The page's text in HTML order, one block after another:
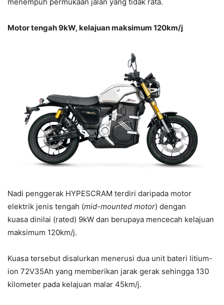
Motor tengah 9kW, kelajuan maksimum 120km/j
Nadi penggerak HYPESCRAM terdiri daripada motor
elektrik jenis tengah (mid-mounted motor) dengan
kuasa dinilai (rated) 9kW dan berupaya mencecah kelajuan
maksimum 120km/j.
Kuasa tersebut disalurkan menerusi dua unit bateri litium-
ion 72V35Ah yang memberikan jarak gerak sehingga 130
kilometer pada kelajuan malar 45km/j.